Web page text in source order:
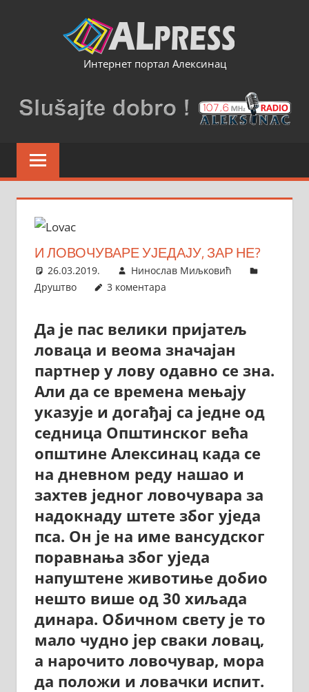
Интернет портал Алексинац
И ЛОВОЧУВАРЕ УЈЕДАЈУ, ЗАР НЕ?
26.03.2019.
Нинослав Миљковић
Друштво
3 коментара
Да је пас велики пријатељ
ловаца и веома значајан
партнер у лову одавно се зна.
Али да се времена мењају
указује и догађај са једне од
седница Општинског већа
општине Алексинац када се
на дневном реду нашао и
захтев једног ловочувара за
надокнаду штете због уједа
пса. Он је на име вансудског
поравнања због уједа
напуштене животиње добио
нешто више од 30 хиљада
динара. Обичном свету је то
мало чудно јер сваки ловац,
а нарочито ловочувар, мора
да положи и ловачки испит.